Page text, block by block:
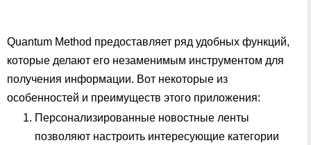
Quantum Method предоставляет ряд удобных функций,
которые делают его незаменимым инструментом для
получения информации. Вот некоторые из
особенностей и преимуществ этого приложения:
Персонализированные новостные ленты
позволяют настроить интересующие категории